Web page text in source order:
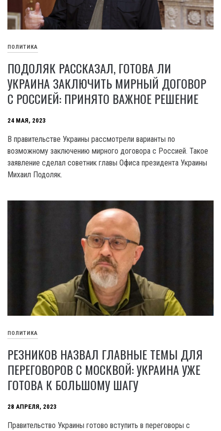
ПОЛИТИКА
ПОДОЛЯК РАССКАЗАЛ, ГОТОВА ЛИ
УКРАИНА ЗАКЛЮЧИТЬ МИРНЫЙ ДОГОВОР
С РОССИЕЙ: ПРИНЯТО ВАЖНОЕ РЕШЕНИЕ
24 МАЯ, 2023
В правительстве Украины рассмотрели варианты по
возможному заключению мирного договора с Россией. Такое
заявление сделал советник главы Офиса президента Украины
Михаил Подоляк.
ПОЛИТИКА
РЕЗНИКОВ НАЗВАЛ ГЛАВНЫЕ ТЕМЫ ДЛЯ
ПЕРЕГОВОРОВ С МОСКВОЙ: УКРАИНА УЖЕ
ГОТОВА К БОЛЬШОМУ ШАГУ
28 АПРЕЛЯ, 2023
Правительство Украины готово вступить в переговоры с